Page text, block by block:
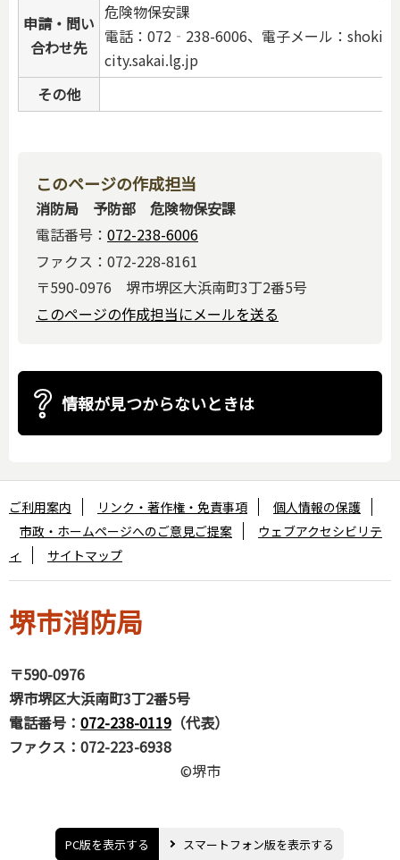
申請・問い
合わせ先
危険物保安課
電話：072‐238-6006、電子メール：shoki
city.sakai.lg.jp
その他
このページの作成担当
消防局 予防部 危険物保安課
電話番号： 072-238-6006
ファクス：072-228-8161
〒590-0976 堺市堺区大浜南町3丁2番5号
このページの作成担当にメールを送る
情報が見つからないときは
堺市消防局
〒590-0976
堺市堺区大浜南町3丁2番5号
電話番号： 072-238-0119 （代表）
ファクス：072-223-6938
ご利用案内 リンク・著作権・免責事項
個人情報の保護
市政・ホームページへのご意見ご提案
ウェブアクセシビリテ
ィ
サイトマップ
©堺市
PC版を表示する スマートフォン版を表示する